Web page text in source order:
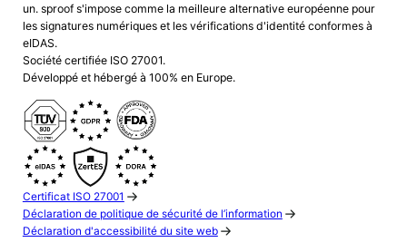
un. sproof s'impose comme la meilleure alternative européenne pour
les signatures numériques et les vérifications d'identité conformes à
eIDAS.
Société certifiée ISO 27001.
Développé et hébergé à 100% en Europe.
Certificat ISO 27001
Déclaration de politique de sécurité de l’information
Déclaration d'accessibilité du site web